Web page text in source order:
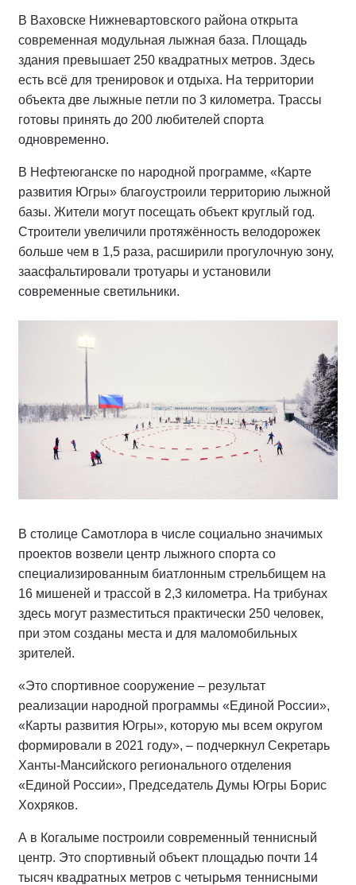
В Ваховске Нижневартовского района открыта
современная модульная лыжная база. Площадь
здания превышает 250 квадратных метров. Здесь
есть всё для тренировок и отдыха. На территории
объекта две лыжные петли по 3 километра. Трассы
готовы принять до 200 любителей спорта
одновременно.
В Нефтеюганске по народной программе, «Карте
развития Югры» благоустроили территорию лыжной
базы. Жители могут посещать объект круглый год.
Строители увеличили протяжённость велодорожек
больше чем в 1,5 раза, расширили прогулочную зону,
заасфальтировали тротуары и установили
современные светильники.
В столице Самотлора в числе социально значимых
проектов возвели центр лыжного спорта со
специализированным биатлонным стрельбищем на
16 мишеней и трассой в 2,3 километра. На трибунах
здесь могут разместиться практически 250 человек,
при этом созданы места и для маломобильных
зрителей.
«Это спортивное сооружение – результат
реализации народной программы «Единой России»,
«Карты развития Югры», которую мы всем округом
формировали в 2021 году», – подчеркнул Секретарь
Ханты-Мансийского регионального отделения
«Единой России», Председатель Думы Югры Борис
Хохряков.
А в Когалыме построили современный теннисный
центр. Это спортивный объект площадью почти 14
тысяч квадратных метров с четырьмя теннисными